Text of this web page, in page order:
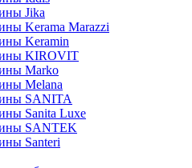
Jika
Kerama Marazzi
Keramin
KIROVIT
Marko
Melana
SANITA
Sanita Luxe
SANTEK
Santeri